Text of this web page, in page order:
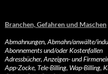
Branchen, Gefahren und Maschen
Abmahnungen, Abmahn/anwälte/
Abonnements und/oder Kostenfallen
Adressbücher, Anzeigen- und
App-Zocke, Tele-Billing, Wap-Billing,